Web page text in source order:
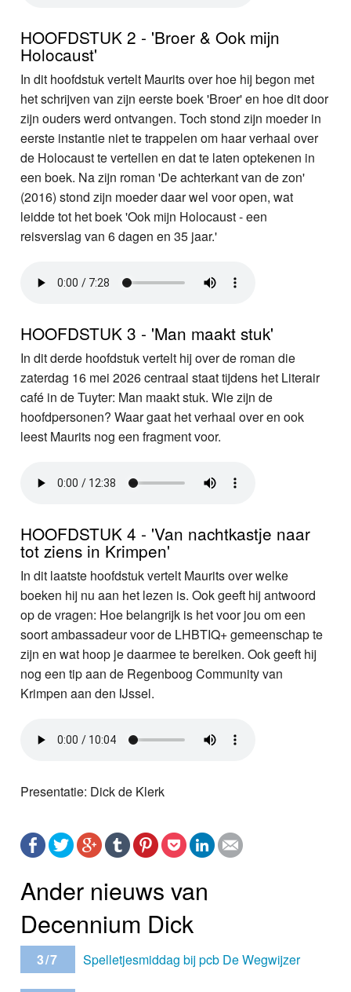
HOOFDSTUK 2 - 'Broer & Ook mijn
Holocaust'
In dit hoofdstuk vertelt Maurits over hoe hij begon met
het schrijven van zijn eerste boek 'Broer' en hoe dit door
zijn ouders werd ontvangen. Toch stond zijn moeder in
eerste instantie niet te trappelen om haar verhaal over
de Holocaust te vertellen en dat te laten optekenen in
een boek. Na zijn roman 'De achterkant van de zon'
(2016) stond zijn moeder daar wel voor open, wat
leidde tot het boek 'Ook mijn Holocaust - een
reisverslag van 6 dagen en 35 jaar.'
HOOFDSTUK 3 - 'Man maakt stuk'
In dit derde hoofdstuk vertelt hij over de roman die
zaterdag 16 mei 2026 centraal staat tijdens het Literair
café in de Tuyter: Man maakt stuk. Wie zijn de
hoofdpersonen? Waar gaat het verhaal over en ook
leest Maurits nog een fragment voor.
HOOFDSTUK 4 - 'Van nachtkastje naar
tot ziens in Krimpen'
In dit laatste hoofdstuk vertelt Maurits over welke
boeken hij nu aan het lezen is. Ook geeft hij antwoord
op de vragen: Hoe belangrijk is het voor jou om een
soort ambassadeur voor de LHBTIQ+ gemeenschap te
zijn en wat hoop je daarmee te bereiken. Ook geeft hij
nog een tip aan de Regenboog Community van
Krimpen aan den IJssel.
Presentatie: Dick de Klerk
Ander nieuws van
Decennium Dick
3/7 Spelletjesmiddag bij pcb De Wegwijzer